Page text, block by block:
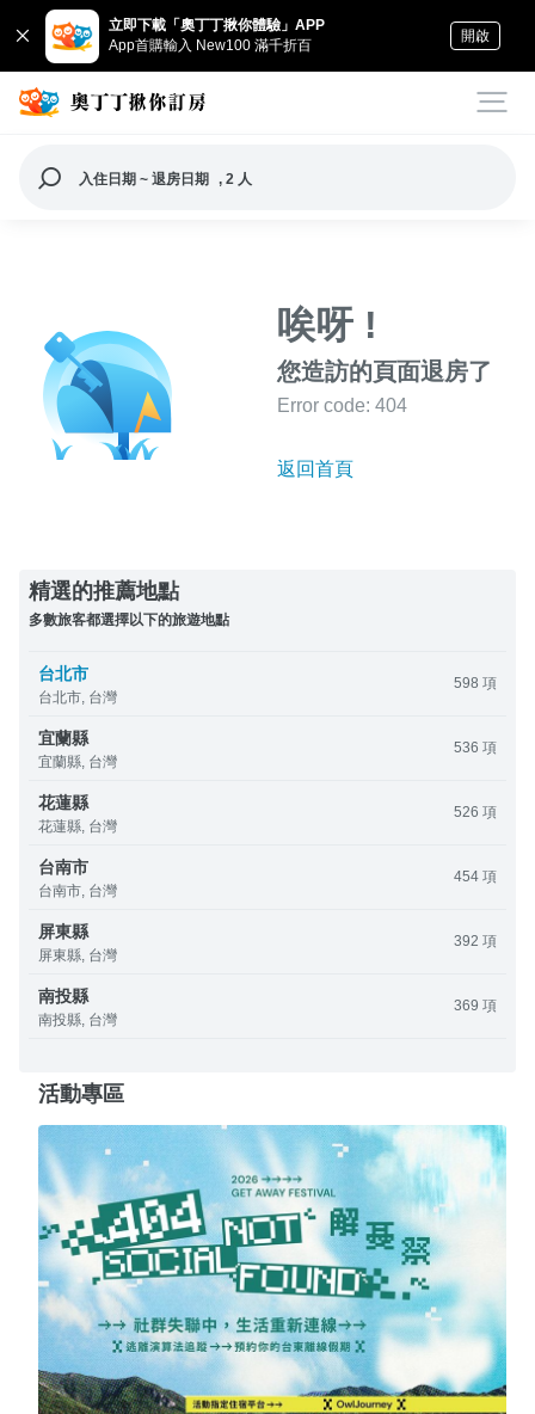
立即下載「奧丁丁揪你體驗」APP
App首購輸入 New100 滿千折百
開啟
入住日期 ~ 退房日期 , 2 人
唉呀 !
您造訪的頁面退房了
Error code: 404
返回首頁
精選的推薦地點
多數旅客都選擇以下的旅遊地點
台北市
台北市, 台灣
598 項
宜蘭縣
宜蘭縣, 台灣
536 項
花蓮縣
花蓮縣, 台灣
526 項
台南市
台南市, 台灣
454 項
屏東縣
屏東縣, 台灣
392 項
南投縣
南投縣, 台灣
369 項
活動專區